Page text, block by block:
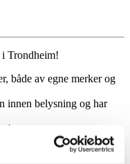
Trondheim!
både av egne merker og
innen belysning og har